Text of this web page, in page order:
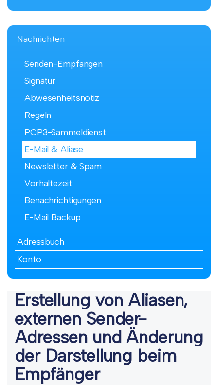
Nachrichten
Senden-Empfangen
Signatur
Abwesenheitsnotiz
Regeln
POP3-Sammeldienst
E-Mail & Aliase
Newsletter & Spam
Vorhaltezeit
Benachrichtigungen
E-Mail Backup
Adressbuch
Konto
Erstellung von Aliasen,
externen Sender-
Adressen und Änderung
der Darstellung beim
Empfänger